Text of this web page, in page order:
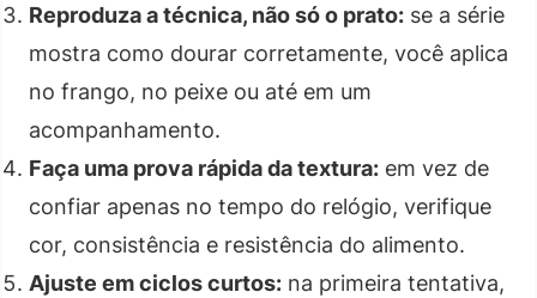
Reproduza a técnica, não só o prato: se a série
mostra como dourar corretamente, você aplica
no frango, no peixe ou até em um
acompanhamento.
Faça uma prova rápida da textura: em vez de
confiar apenas no tempo do relógio, verifique
cor, consistência e resistência do alimento.
Ajuste em ciclos curtos: na primeira tentativa,